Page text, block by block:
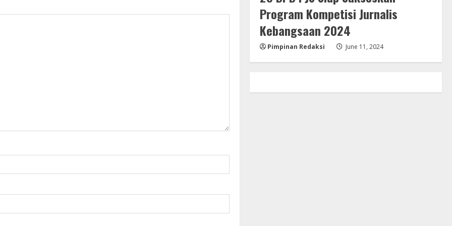
Program Kompetisi Jurnalis
Kebangsaan 2024
Pimpinan Redaksi June 11, 2024